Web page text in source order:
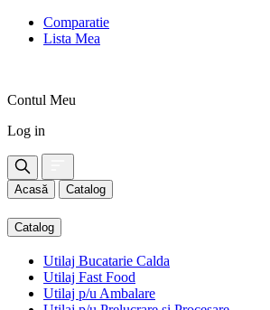
Comparatie
Lista Mea
Contul Meu
Log in
Acasă Catalog
Catalog
Utilaj Bucatarie Calda
Utilaj Fast Food
Utilaj p/u Ambalare